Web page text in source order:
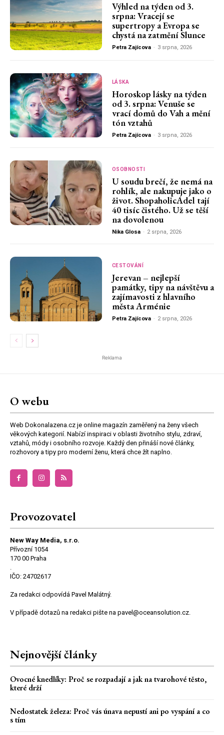
Výhled na týden od 3.
srpna: Vracejí se
supertropy a Evropa se
chystá na zatmění Slunce
Petra Zajícova - 3 srpna, 2026
LÁSKA
Horoskop lásky na týden
od 3. srpna: Venuše se
vrací domů do Vah a mění
tón vztahů
Petra Zajícova - 3 srpna, 2026
OSOBNOSTI
U soudu brečí, že nemá na
rohlík, ale nakupuje jako o
život. ShopaholicAdel tají
40 tisíc čistého. Už se těší
na dovolenou
Nika Glosa - 2 srpna, 2026
CESTOVÁNÍ
Jerevan – nejlepší
památky, tipy na návštěvu a
zajímavosti z hlavního
města Arménie
Petra Zajícova - 2 srpna, 2026
Reklama
O webu
Web Dokonalazena.cz je online magazín zaměřený na ženy všech
věkových kategorií. Nabízí inspiraci v oblasti životního stylu, zdraví,
vztahů, módy i osobního rozvoje. Každý den přináší nové články,
rozhovory a tipy pro moderní ženu, která chce žít naplno.
Provozovatel
New Way Media, s.r.o.
Přívozní 1054
170 00 Praha
IČO: 24702617
Za redakci odpovídá Pavel Malátný.
V případě dotazů na redakci pište na pavel@oceansolution.cz.
Nejnovější články
Ovocné knedlíky: Proč se rozpadají a jak na tvarohové těsto,
které drží
Nedostatek železa: Proč vás únava nepustí ani po vyspání a co
s tím